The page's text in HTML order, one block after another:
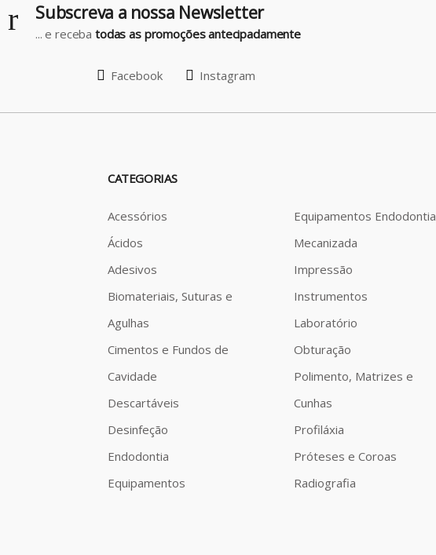
Subscreva a nossa Newsletter
... e recebatodas as promoções antecipadamente
Facebook Instagram
CATEGORIAS
Acessórios
Ácidos
Adesivos
Biomateriais, Suturas e
Agulhas
Cimentos e Fundos de
Cavidade
Descartáveis
Desinfeção
Endodontia
Equipamentos
Equipamentos Endodontia
Mecanizada
Impressão
Instrumentos
Laboratório
Obturação
Polimento, Matrizes e
Cunhas
Profiláxia
Próteses e Coroas
Radiografia